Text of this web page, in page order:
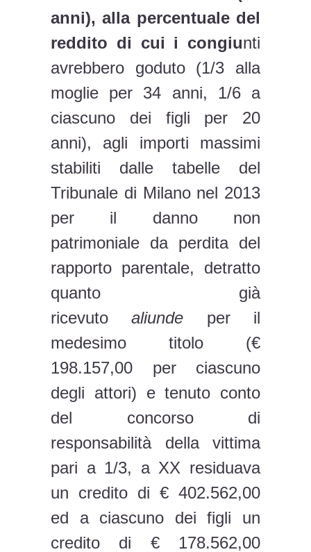
anni), alla percentuale del
reddito di cui i congiunti
avrebbero goduto (1/3 alla
moglie per 34 anni, 1/6 a
ciascuno dei figli per 20
anni), agli importi massimi
stabiliti dalle tabelle del
Tribunale di Milano nel 2013
per il danno non
patrimoniale da perdita del
rapporto parentale, detratto
quanto già
ricevutoaliunde per il
medesimo titolo (€
198.157,00 per ciascuno
degli attori) e tenuto conto
del concorso di
responsabilità della vittima
pari a 1/3, a XX residuava
un credito di € 402.562,00
ed a ciascuno dei figli un
credito di € 178.562,00